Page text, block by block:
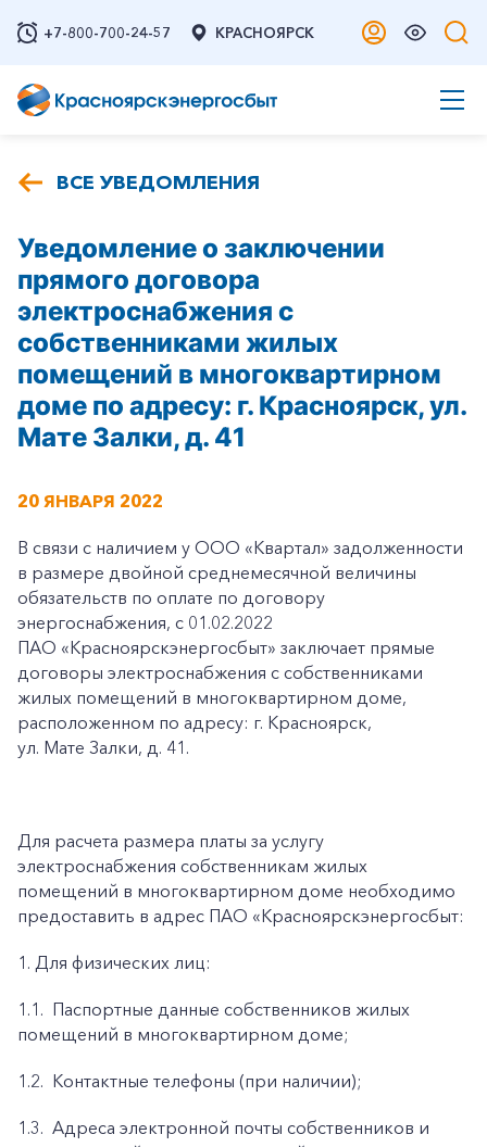
+7-800-700-24-57 КРАСНОЯРСК
ВСЕ УВЕДОМЛЕНИЯ
Уведомление о заключении
прямого договора
электроснабжения с
собственниками жилых
помещений в многоквартирном
доме по адресу: г. Красноярск, ул.
Мате Залки, д. 41
20 ЯНВАРЯ 2022
В связи с наличием у ООО «Квартал» задолженности
в размере двойной среднемесячной величины
обязательств по оплате по договору
энергоснабжения, с 01.02.2022
ПАО «Красноярскэнергосбыт» заключает прямые
договоры электроснабжения с собственниками
жилых помещений в многоквартирном доме,
расположенном по адресу: г. Красноярск,
ул. Мате Залки, д. 41.
Для расчета размера платы за услугу
электроснабжения собственникам жилых
помещений в многоквартирном доме необходимо
предоставить в адрес ПАО «Красноярскэнергосбыт:
1. Для физических лиц:
1.1. Паспортные данные собственников жилых
помещений в многоквартирном доме;
1.2. Контактные телефоны (при наличии);
1.3. Адреса электронной почты собственников и